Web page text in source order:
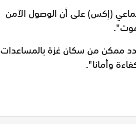
(إكس) على أن الوصول الآمن
ممكن من سكان غزة بالمساعدات
وأمانا".